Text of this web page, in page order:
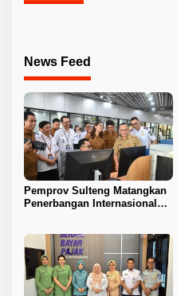
News Feed
Pemprov Sulteng Matangkan
Penerbangan Internasional